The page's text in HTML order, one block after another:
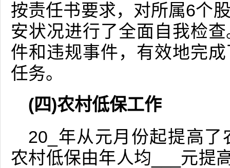
按责任书要求，对所属6个
安状况进行了全面自我检
件和违规事件，有效地完
任务。
(四)农村低保工作
20_年从元月份起提高
农村低保由年人均___元提